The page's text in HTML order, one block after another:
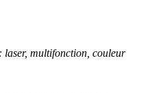
multifonction, couleur